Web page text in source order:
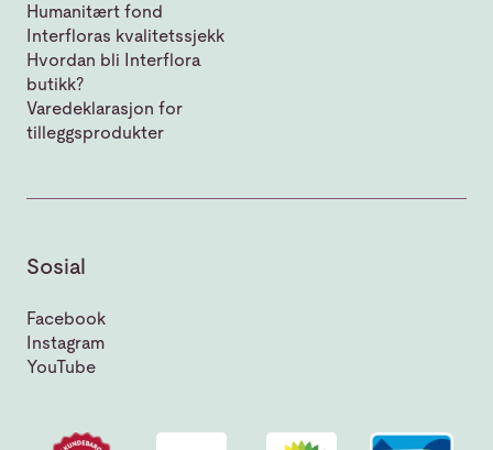
Humanitært fond
Interfloras kvalitetssjekk
Hvordan bli Interflora
butikk?
Varedeklarasjon for
tilleggsprodukter
Sosial
Facebook
Instagram
YouTube